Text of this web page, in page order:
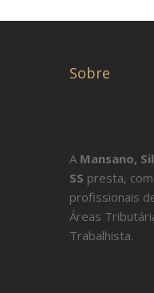
Sobre
A Mansano,
SS presta,
profissionais
Áreas
Trabalhista.